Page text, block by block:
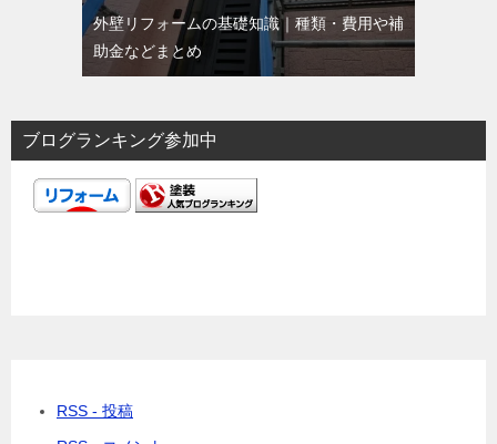
外壁リフォームの基礎知識｜種類・費用や補
助金などまとめ
ブログランキング参加中
RSS - 投稿